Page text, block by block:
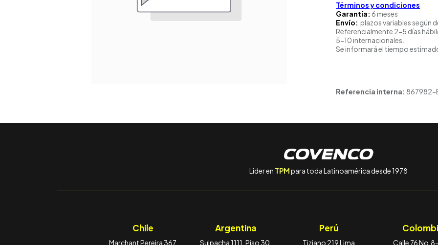
Términos y condiciones
Garantía: 6 meses
Envío: plazos variables según
Referencialmente 2-5 días
5-10 internacionales.
Se informará el tiempo
Referencia interna: 867982-
Lider en TPMpara toda Latinoamérica desde 1978
Chile
Marchant Pereira 367
Argentina
Suipacha 1111, Piso 30,
Perú
Tiziano 219 Lima Calle 76